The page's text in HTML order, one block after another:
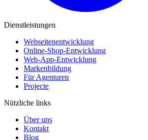
Dienstleistungen
Webseitenentwicklung
Online-Shop-Entwicklung
Web-App-Entwicklung
Markenbildung
Für Agenturen
Projecte
Nützliche links
Über uns
Kontakt
Blog